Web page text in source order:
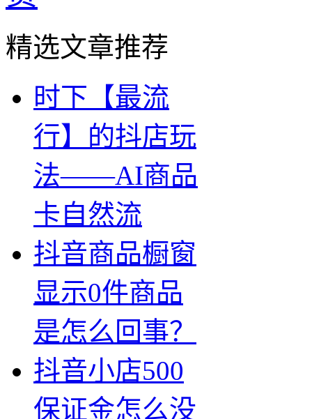
精选文章推荐
时下【最流
行】的抖店玩
法——AI商品
卡自然流
抖音商品橱窗
显示0件商品
是怎么回事？
抖音小店500
保证金怎么没